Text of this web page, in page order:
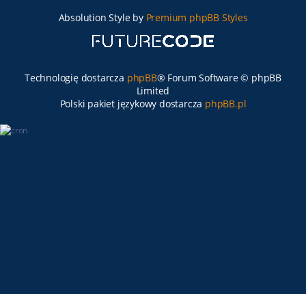
Absolution Style by Premium phpBB Styles
Technologię dostarcza phpBB® Forum Software © phpBB
Limited
Polski pakiet językowy dostarcza phpBB.pl